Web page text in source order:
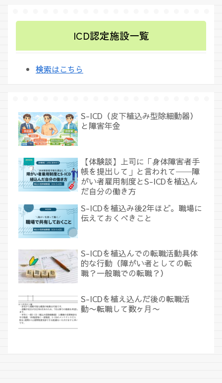
ICD認定施設一覧
検索はこちら
S-ICD（皮下植込み型除細動器）
と障害年金
【体験談】上司に「身体障害者手
帳を提出して」と言われて──障
がい者雇用制度とS-ICDを植込ん
だ自分の働き方
S-ICDを植込み後2年ほど。職場に
伝えておくべきこと
S-ICDを植込んでの転職活動具体
的な行動（障がい者としての転
職？一般職での転職？）
S-ICDを植え込んだ後の転職活
動〜転職して数ヶ月〜